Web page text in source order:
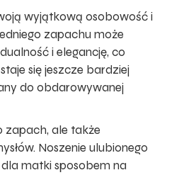
wyjątkową osobowość i
zapachu może
i elegancję, co
się jeszcze bardziej
do obdarowywanej
zapach, ale także
Noszenie ulubionego
matki sposobem na